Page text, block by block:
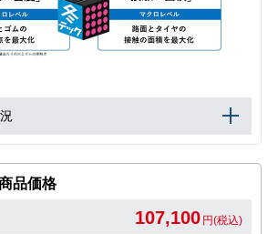
品価格
107,100 円(税込)